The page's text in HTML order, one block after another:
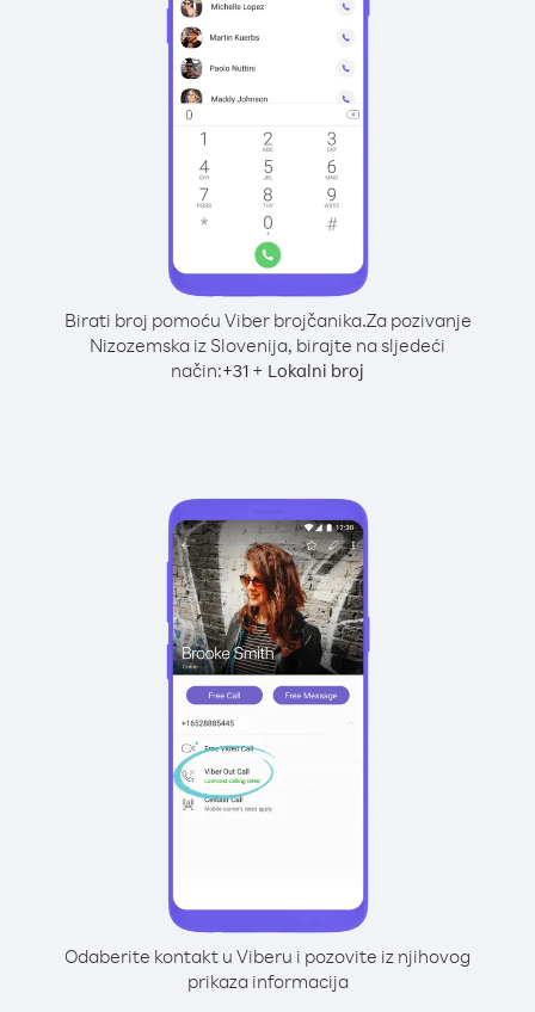
Birati broj pomoću Viber brojčanika.Za pozivanje
Nizozemska iz Slovenija, birajte na sljedeći
način:+31 + Lokalni broj
Odaberite kontakt u Viberu i pozovite iz njihovog
prikaza informacija